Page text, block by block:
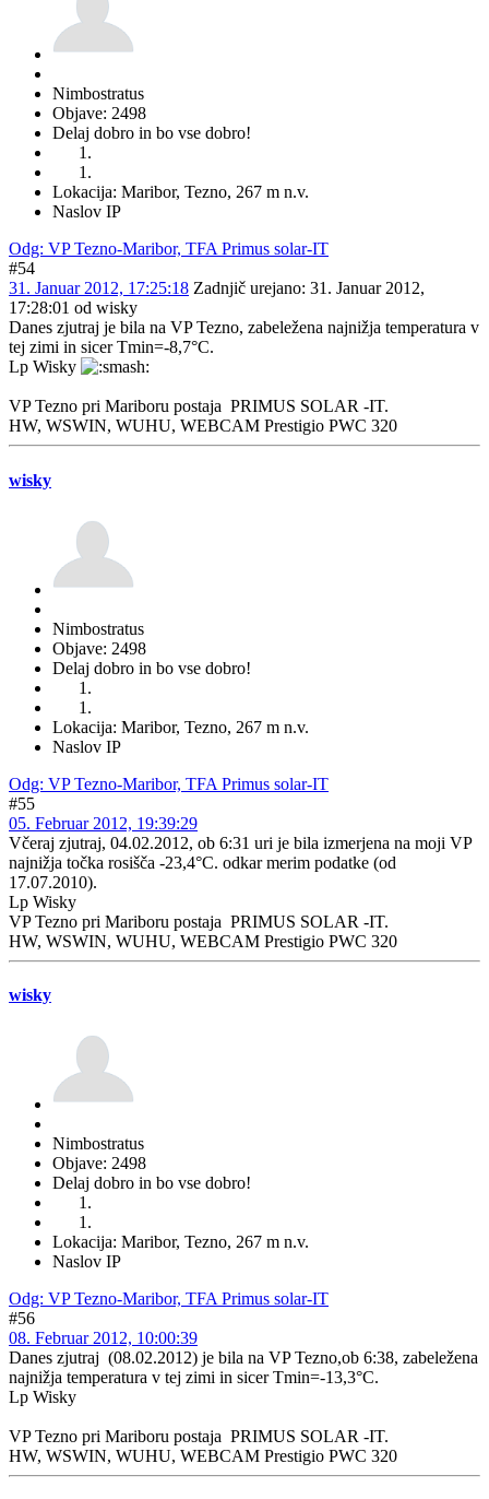
Nimbostratus
Objave: 2498
Delaj dobro in bo vse dobro!
Lokacija: Maribor, Tezno, 267 m n.v.
Naslov IP
Odg: VP Tezno-Maribor, TFA Primus solar-IT
#54
31. Januar 2012, 17:25:18 Zadnjič urejano: 31. Januar 2012,
17:28:01 od wisky
Danes zjutraj je bila na VP Tezno, zabeležena najnižja temperatura v
tej zimi in sicer Tmin=-8,7°C.
Lp Wisky
VP Tezno pri Mariboru postaja PRIMUS SOLAR -IT.
HW, WSWIN, WUHU, WEBCAM Prestigio PWC 320
wisky
Nimbostratus
Objave: 2498
Delaj dobro in bo vse dobro!
Lokacija: Maribor, Tezno, 267 m n.v.
Naslov IP
Odg: VP Tezno-Maribor, TFA Primus solar-IT
#55
05. Februar 2012, 19:39:29
Včeraj zjutraj, 04.02.2012, ob 6:31 uri je bila izmerjena na moji VP
najnižja točka rosišča -23,4°C. odkar merim podatke (od
17.07.2010).
Lp Wisky
VP Tezno pri Mariboru postaja PRIMUS SOLAR -IT.
HW, WSWIN, WUHU, WEBCAM Prestigio PWC 320
wisky
Nimbostratus
Objave: 2498
Delaj dobro in bo vse dobro!
Lokacija: Maribor, Tezno, 267 m n.v.
Naslov IP
Odg: VP Tezno-Maribor, TFA Primus solar-IT
#56
08. Februar 2012, 10:00:39
Danes zjutraj (08.02.2012) je bila na VP Tezno,ob 6:38, zabeležena
najnižja temperatura v tej zimi in sicer Tmin=-13,3°C.
Lp Wisky
VP Tezno pri Mariboru postaja PRIMUS SOLAR -IT.
HW, WSWIN, WUHU, WEBCAM Prestigio PWC 320